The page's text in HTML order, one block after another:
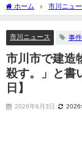
ホーム 市川ニュ
す。」と書いた疑いで
市川ニュース 事件
市川市で建造
殺す。」と書
日】
2026年6月3日 2026